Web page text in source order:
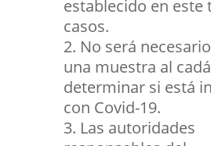
establecido en este
casos.
No será
una muestra al
determinar si está
con Covid-19.
Las autoridades